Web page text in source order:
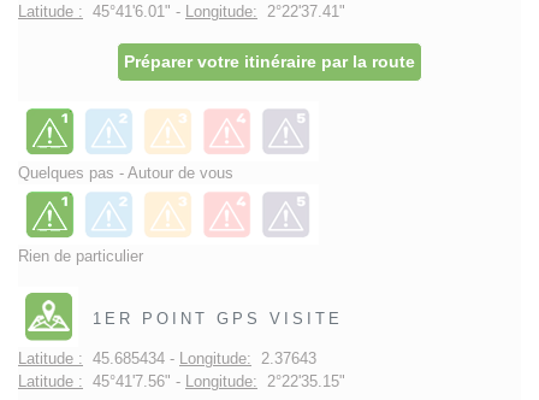
Latitude : 45°41'6.01" - Longitude: 2°22'37.41"
Préparer votre itinéraire par la route
Quelques pas - Autour de vous
Rien de particulier
1ER POINT GPS VISITE
Latitude : 45.685434 - Longitude: 2.37643
Latitude : 45°41'7.56" - Longitude: 2°22'35.15"